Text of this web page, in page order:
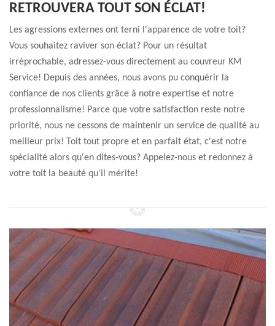
RETROUVERA TOUT SON ÉCLAT!
Les agressions externes ont terni l'apparence de votre toit?
Vous souhaitez raviver son éclat? Pour un résultat
irréprochable, adressez-vous directement au couvreur KM
Service! Depuis des années, nous avons pu conquérir la
confiance de nos clients grâce à notre expertise et notre
professionnalisme! Parce que votre satisfaction reste notre
priorité, nous ne cessons de maintenir un service de qualité au
meilleur prix! Toit tout propre et en parfait état, c'est notre
spécialité alors qu'en dites-vous? Appelez-nous et redonnez à
votre toit la beauté qu'il mérite!